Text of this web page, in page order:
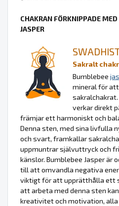
CHAKRAN FÖRKNIPPADE
JASPER
Sakralt
Bumblebee
mineral för
verkar direkt
främjar ett harmoniskt och
Denna sten, med sina livfulla
och svart, framkallar
uppmuntrar självuttryck och
känslor. Bumblebee Jasper är
till att omvandla negativa
viktigt för att upprätthålla ett
att arbeta med denna sten
kreativitet och motivation,